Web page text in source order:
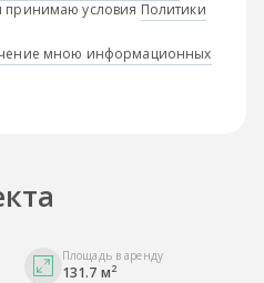
принимаю условия Политики
мною информационных
Площадь в аренду
131.7 м2